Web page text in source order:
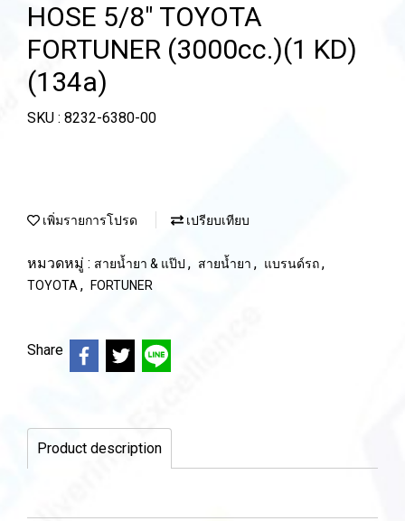
HOSE 5/8" TOYOTA
FORTUNER (3000cc.)(1 KD)
(134a)
SKU : 8232-6380-00
เพิ่มรายการโปรด เปรียบเทียบ
หมวดหมู่ : สายน้ำยา & แป๊ป , สายน้ำยา , แบรนด์รถ,
TOYOTA , FORTUNER
Share
Product description